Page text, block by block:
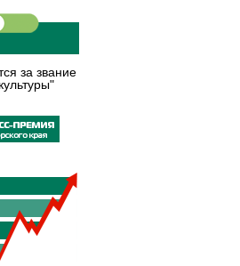
за звание